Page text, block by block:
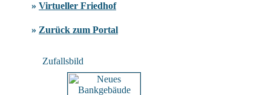
» Virtueller Friedhof
» Zurück zum Portal
Zufallsbild